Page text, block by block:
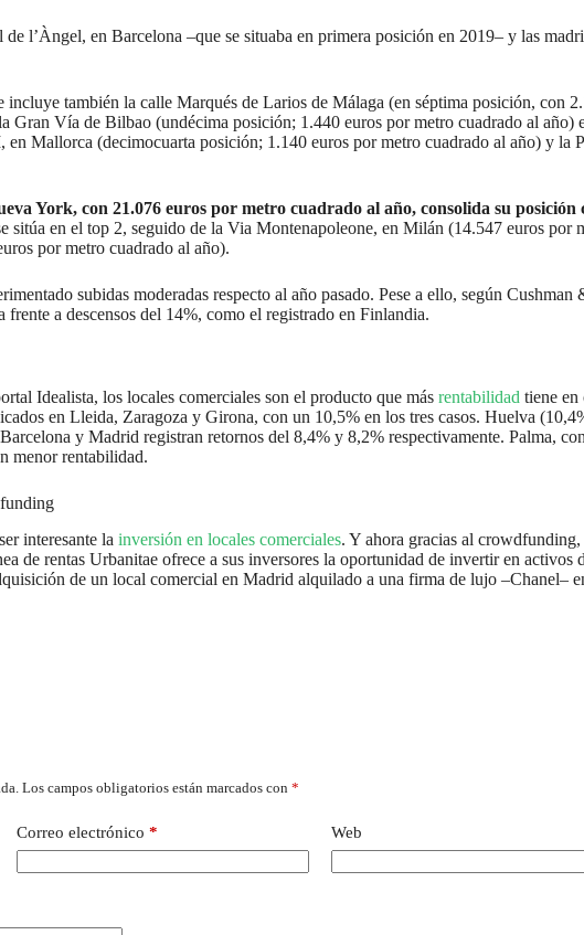
l’Àngel, en Barcelona –que se situaba en primera posición en 2019– y las
también la calle Marqués de Larios de Málaga (en séptima posición, con
Gran Vía de Bilbao (undécima posición; 1.440 euros por metro cuadrado al
Mallorca (decimocuarta posición; 1.140 euros por metro cuadrado al año) y
York, con 21.076 euros por metro cuadrado al año, consolida su
sitúa en el top 2, seguido de la Via Montenapoleone, en Milán (14.547 euros
por metro cuadrado al año).
subidas moderadas respecto al año pasado. Pese a ello, según
frente a descensos del 14%, como el registrado en Finlandia.
Idealista, los locales comerciales son el producto que más rentabilidad tiene en
en Lleida, Zaragoza y Girona, con un 10,5% en los tres casos. Huelva
y Madrid registran retornos del 8,4% y 8,2% respectivamente. Palma,
menor rentabilidad.
interesante la inversión en locales comerciales. Y ahora gracias al
de rentas Urbanitae ofrece a sus inversores la oportunidad de invertir en activos
de un local comercial en Madrid alquilado a una firma de lujo –Chanel–
Los campos obligatorios están marcados con *
Correo electrónico * Web